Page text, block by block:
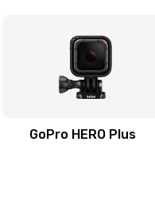
GoPro HERO Plus